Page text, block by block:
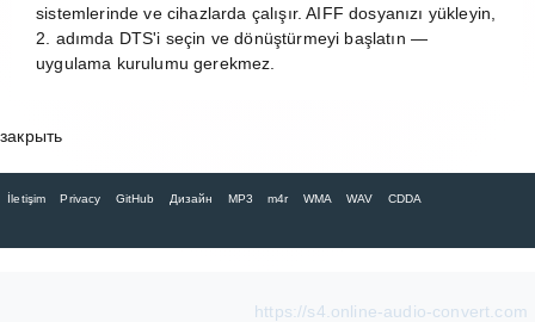
sistemlerinde ve cihazlarda çalışır. AIFF dosyanızı yükleyin,
2. adımda DTS'i seçin ve dönüştürmeyi başlatın —
uygulama kurulumu gerekmez.
закрыть
İletişim Privacy GitHub Дизайн MP3 m4r WMA WAV CDDA
https://s4.online-audio-convert.com